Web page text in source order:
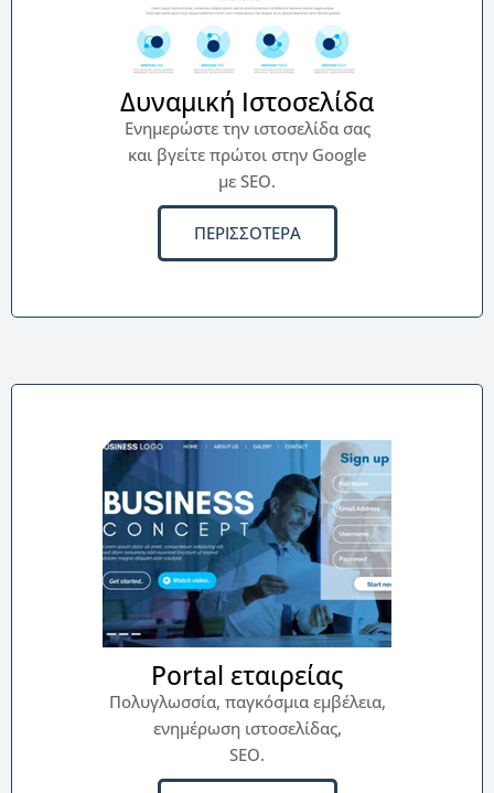
Δυναμική Ιστοσελίδα
Ενημερώστε την ιστοσελίδα σας
και βγείτε πρώτοι στην Google
με SEO.
ΠΕΡΙΣΣΟΤΕΡΑ
Portal εταιρείας
Πολυγλωσσία, παγκόσμια εμβέλεια,
ενημέρωση ιστοσελίδας,
SEO.